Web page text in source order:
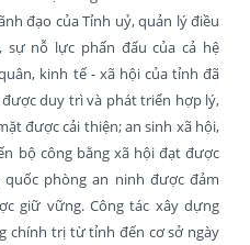
đạo của Tỉnh uỷ, quản lý điều
sự nỗ lực phấn đấu của cả hệ
kinh tế - xã hội của tỉnh đã
duy trì và phát triển hợp lý,
được cải thiện; an sinh xã hội,
bộ công bằng xã hội đạt được
phòng an ninh được đảm
giữ vững. Công tác xây dựng
chính trị từ tỉnh đến cơ sở ngày